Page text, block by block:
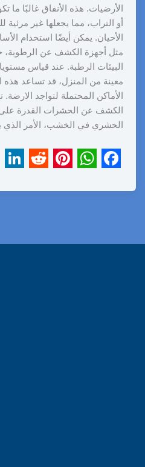
الأرضيات. هذه الأنفاق غالبًا
أو التراب، مما يجعلها غير
الأحيان. يمكن أيضًا استخدام
مثل أجهزة الكشف عن الرطوبة،
البيئات الرطبة. عند قياس
معينة من المنزل، قد تساعد
الأماكن المحتملة لتواجد
الكشف عن الحشرات القدرة
الحشري في الخشب، الأمر
a
h
i
e
i